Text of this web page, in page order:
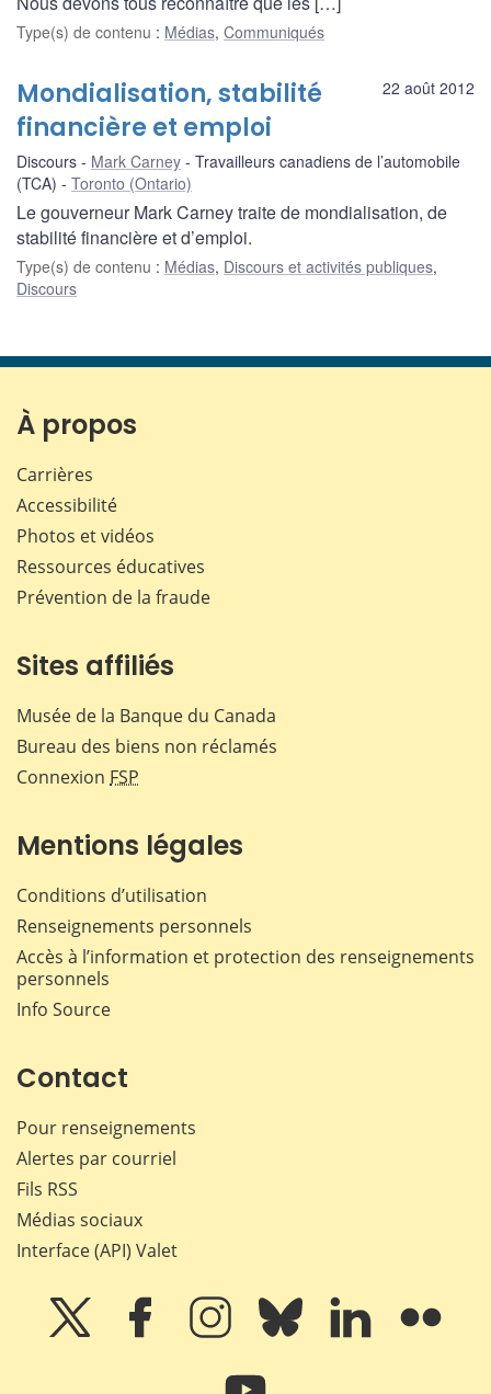
Type(s) de contenu : Médias, Communiqués
22 août 2012
Mondialisation, stabilité
financière et emploi
Discours Mark Carney
Travailleurs canadiens de l’automobile
(TCA)
Toronto (Ontario)
Le gouverneur Mark Carney traite de mondialisation, de
stabilité financière et d’emploi.
Type(s) de contenu : Médias, Discours et activités publiques,
Discours
À propos
Carrières
Accessibilité
Photos et vidéos
Ressources éducatives
Prévention de la fraude
Sites affiliés
Musée de la Banque du Canada
Bureau des biens non réclamés
Connexion FSP
Mentions légales
Conditions d’utilisation
Renseignements personnels
Accès à l’information et protection des renseignements
personnels
Info Source
Contact
Pour renseignements
Alertes par courriel
Fils RSS
Médias sociaux
Interface (API) Valet